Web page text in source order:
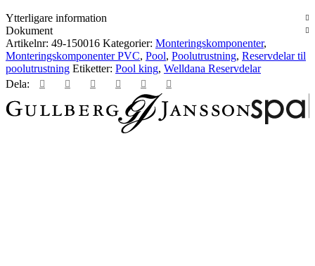
WD-
filter
mängd
Ytterligare information
Dokument
Artikelnr: 49-150016 Kategorier: Monteringskomponenter,
Monteringskomponenter PVC, Pool, Poolutrustning, Reservdelar til
poolutrustning Etiketter: Pool king, Welldana Reservdelar
Dela: